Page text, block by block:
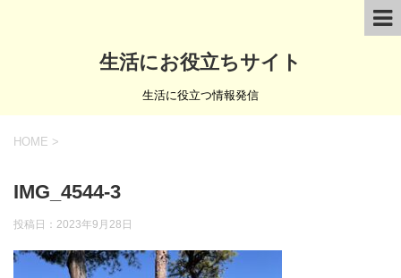
生活にお役立ちサイト
生活に役立つ情報発信
HOME >
IMG_4544-3
投稿日： 2023年9月28日